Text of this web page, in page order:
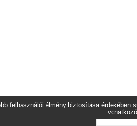
felhasználói élmény biztosítása érdekében